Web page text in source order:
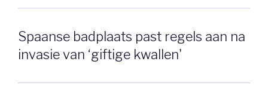
Spaanse badplaats past regels aan na
invasie van ‘giftige kwallen'